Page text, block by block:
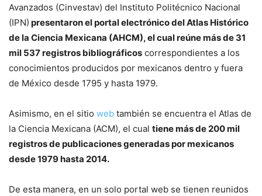
Avanzados (Cinvestav) del Instituto Politécnico Nacional
(IPN) presentaron el portal electrónico del Atlas Histórico
de la Ciencia Mexicana (AHCM), el cual reúne más de 31
mil 537 registros bibliográficos correspondientes a los
conocimientos producidos por mexicanos dentro y fuera
de México desde 1795 y hasta 1979.
Asimismo, en el sitio web también se encuentra el Atlas de
la Ciencia Mexicana (ACM), el cual tiene más de 200 mil
registros de publicaciones generadas por mexicanos
desde 1979 hasta 2014.
De esta manera, en un solo portal web se tienen reunidos